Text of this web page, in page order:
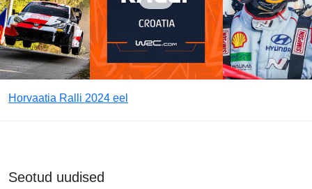
Horvaatia Ralli 2024 eel
Seotud uudised